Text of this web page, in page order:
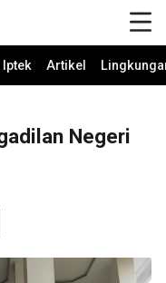
Iptek Artikel
Negeri